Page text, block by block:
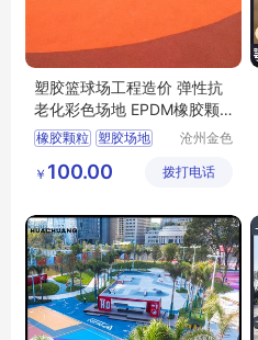
塑胶篮球场工程造价 弹性抗
老化彩色场地 EPDM橡胶颗
粒
橡胶颗粒 塑胶场地
EPDM场地铺设
沧州金色
玩具有限
￥ 100.00 拨打电话